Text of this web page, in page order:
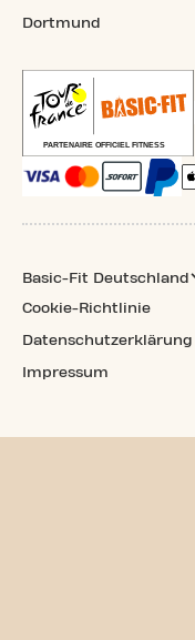
Dortmund
Basic-Fit Deutschland
Cookie-Richtlinie
Datenschutzerklärung
Impressum